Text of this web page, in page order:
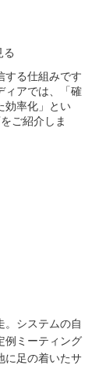
る
する仕組みです
ィアでは、「確
効率化」とい
ご紹介しま
。システムの自
例ミーティング
に足の着いたサ